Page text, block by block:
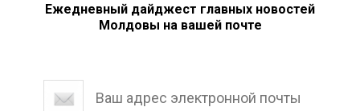
Ежедневный дайджест главных новостей
Молдовы на вашей почте